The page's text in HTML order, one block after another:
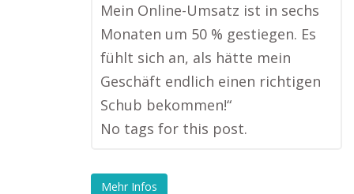
Mein Online-Umsatz ist in sechs
Monaten um 50 % gestiegen. Es
fühlt sich an, als hätte mein
Geschäft endlich einen richtigen
Schub bekommen!“
No tags for this post.
Mehr Infos